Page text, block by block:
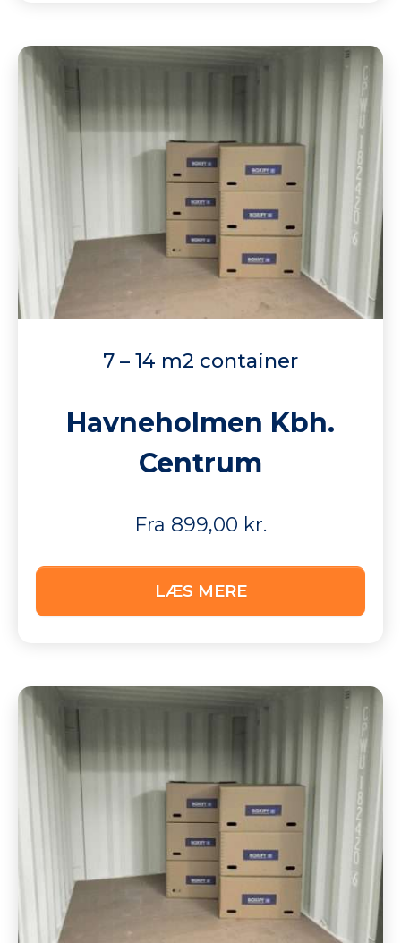
7 – 14 m2 container
Havneholmen Kbh.
Centrum
Fra 899,00 kr.
LÆS MERE